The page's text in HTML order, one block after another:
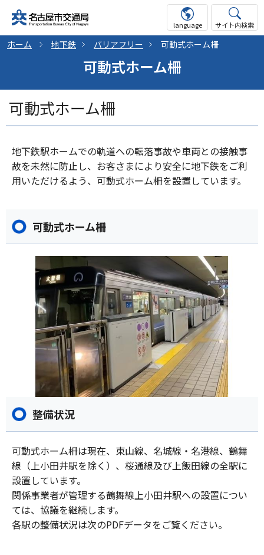
language サイト内検索
ホーム 地下鉄 バリアフリー 可動式ホーム柵
可動式ホーム柵
可動式ホーム柵
地下鉄駅ホームでの軌道への転落事故や車両との接触事
故を未然に防止し、お客さまにより安全に地下鉄をご利
用いただけるよう、可動式ホーム柵を設置しています。
可動式ホーム柵
整備状況
可動式ホーム柵は現在、東山線、名城線・名港線、鶴舞
線（上小田井駅を除く）、桜通線及び上飯田線の全駅に
設置しています。
関係事業者が管理する鶴舞線上小田井駅への設置につい
ては、協議を継続します。
各駅の整備状況は次のPDFデータをご覧ください。